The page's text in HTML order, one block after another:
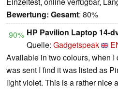
Bewertung: Gesamt: 80%
90% HP Pavilion Laptop 14-
Quelle: Gadgetspeak
Available in two colours, when I
was sent I find it was listed as
light violet. This is a rather nice